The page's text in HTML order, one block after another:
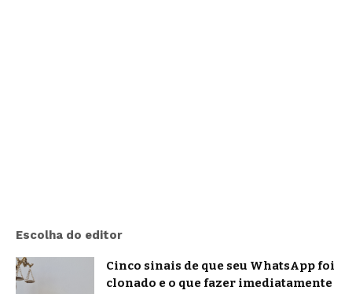
Escolha do editor
Cinco sinais de que seu WhatsApp foi
clonado e o que fazer imediatamente